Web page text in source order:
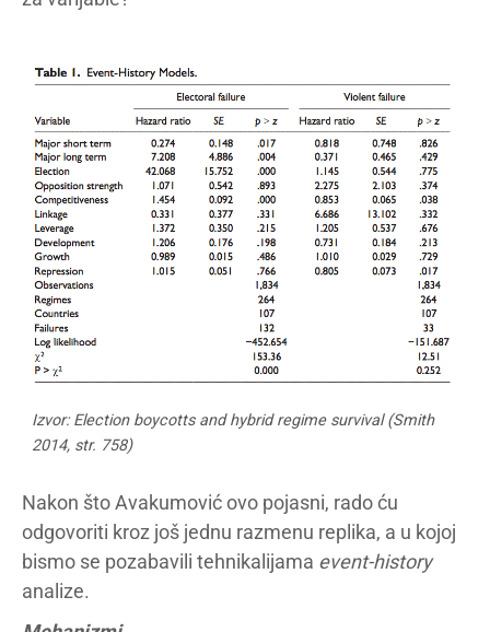
Izvor: Election boycotts and hybrid regime survival (Smith
2014, str. 758)
Nakon što Avakumović ovo pojasni, rado ću
odgovoriti kroz još jednu razmenu replika, a u kojoj
bismo se pozabavili tehnikalijama event-history
analize.